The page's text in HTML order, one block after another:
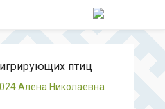
птиц
Алена Николаевна